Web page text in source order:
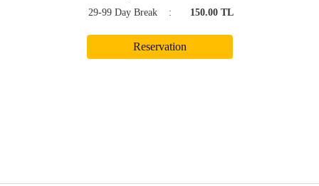
29-99 Day Break
: 150.00 TL